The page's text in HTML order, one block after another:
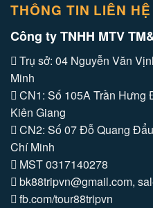
THÔNG TIN LIÊN HỆ
Công ty TNHH MTV
Trụ sở: 04 Nguyễn Văn
Minh
CN1: Số 105A Trần Hưng
Kiên Giang
CN2: Số 07 Đỗ Quang
Chí Minh
MST 0317140278
bk88tripvn@gmail.com,
fb.com/tour88tripvn